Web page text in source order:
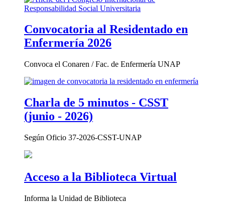
Convocatoria al Residentado en
Enfermería 2026
Convoca el Conaren / Fac. de Enfermería UNAP
Charla de 5 minutos - CSST
(junio - 2026)
Según Oficio 37-2026-CSST-UNAP
Acceso a la Biblioteca Virtual
Informa la Unidad de Biblioteca